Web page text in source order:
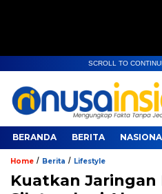
SCROLL TO
BERANDA BERITA
Home / Berita / Lifestyle
Kuatkan Jaringan